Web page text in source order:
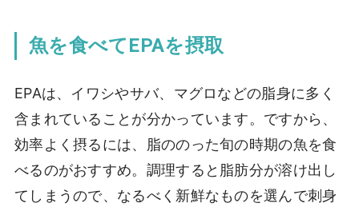
魚を食べてEPAを摂取
EPAは、イワシやサバ、マグロなどの脂身に多く
含まれていることが分かっています。ですから、
効率よく摂るには、脂ののった旬の時期の魚を食
べるのがおすすめ。調理すると脂肪分が溶け出し
てしまうので、なるべく新鮮なものを選んで刺身